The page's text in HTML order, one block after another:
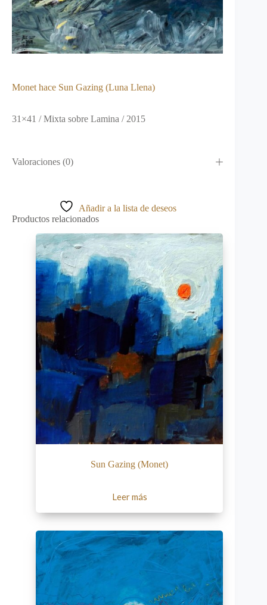
Monet hace Sun Gazing (Luna Llena)
31×41 / Mixta sobre Lamina / 2015
Valoraciones (0)
Añadir a la lista de deseos
Productos relacionados
Sun Gazing (Monet)
Leer más